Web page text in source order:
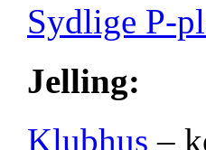
Sydlige P-
Jelling:
Klubhus–